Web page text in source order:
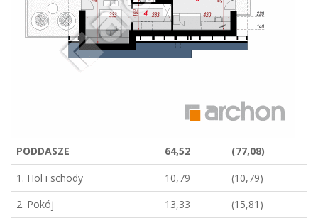
PODDASZE 64,52
(77,08)
1. Hol i schody
10,79
(10,79)
2. Pokój
13,33
(15,81)